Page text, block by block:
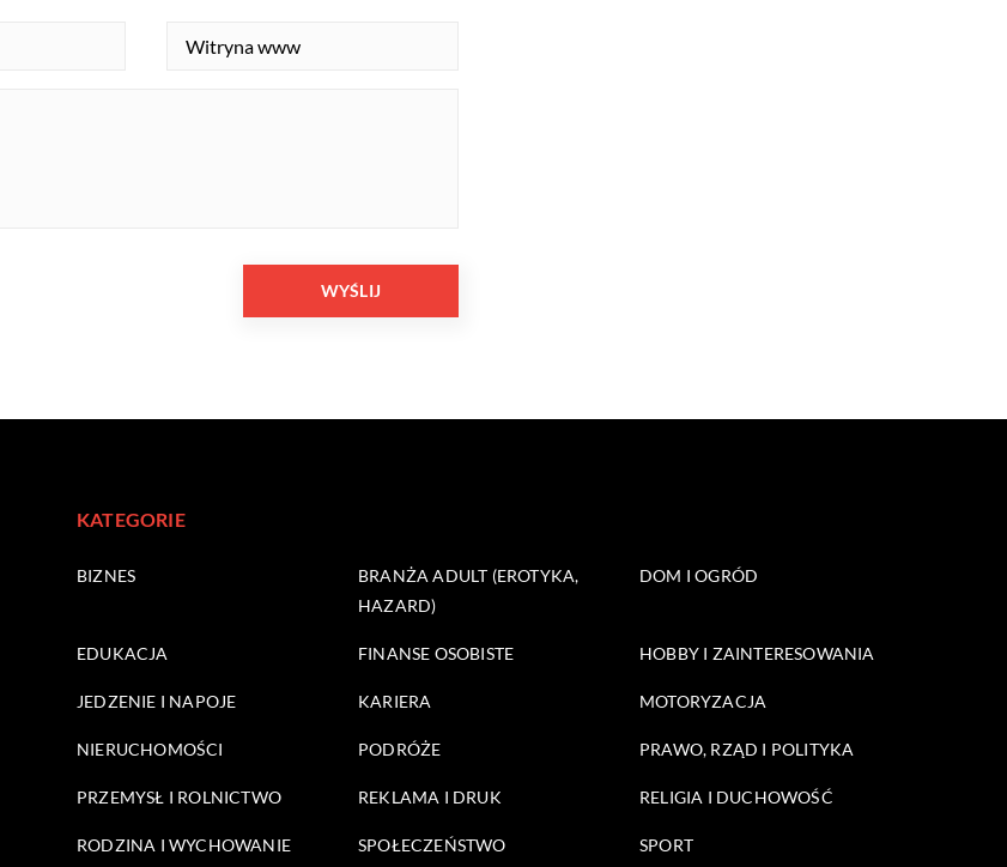
KATEGORIE
BIZNES
BRANŻA ADULT (EROTYKA,
HAZARD)
DOM I OGRÓD
EDUKACJA FINANSE OSOBISTE HOBBY I ZAINTERESOWANIA
JEDZENIE I NAPOJE KARIERA MOTORYZACJA
NIERUCHOMOŚCI PODRÓŻE PRAWO, RZĄD I POLITYKA
PRZEMYSŁ I ROLNICTWO REKLAMA I DRUK RELIGIA I DUCHOWOŚĆ
RODZINA I WYCHOWANIE
SPOŁECZEŃSTWO SPORT